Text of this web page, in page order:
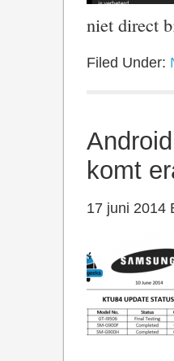
niet direct
Filed Under:
komt
17 juni 2014